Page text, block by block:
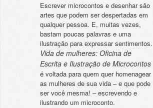
Escrever microcontos e desenhar são
artes que podem ser despertadas em
qualquer pessoa. E, muitas vezes,
bastam poucas palavras e uma
ilustração para expressar sentimentos.
Vida de mulheres: Oficina de
Escrita e Ilustração de Microcontos
é voltada para quem quer homenagear
as mulheres de sua vida – e que pode
ser você mesma! – escrevendo e
ilustrando um microconto.